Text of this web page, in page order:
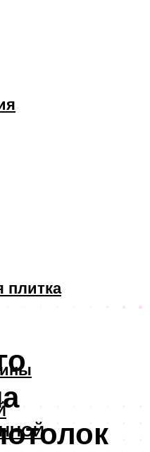
плитка